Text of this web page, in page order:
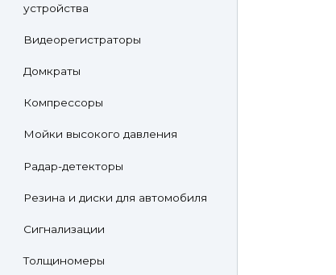
устройства
Видеорегистраторы
Домкраты
Компрессоры
Мойки высокого давления
Радар-детекторы
Резина и диски для автомобиля
Сигнализации
Толщиномеры